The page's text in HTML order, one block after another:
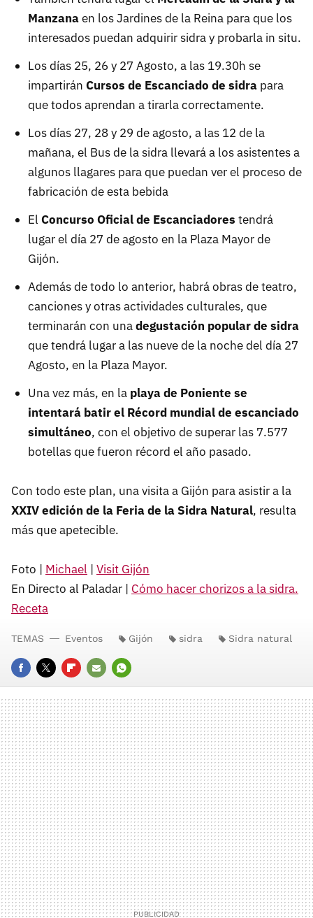
Manzanaen los Jardines de la Reina para que los
interesados puedan adquirir sidra y probarla in situ.
Los días 25, 26 y 27 Agosto, a las 19.30h se
impartirán Cursos de Escanciado de sidra para
que todos aprendan a tirarla correctamente.
Los días 27, 28 y 29 de agosto, a las 12 de la
mañana, el Bus de la sidra llevará a los asistentes a
algunos llagares para que puedan ver el proceso de
fabricación de esta bebida
El Concurso Oficial de Escanciadores tendrá
lugar el día 27 de agosto en la Plaza Mayor de
Gijón.
Además de todo lo anterior, habrá obras de teatro,
canciones y otras actividades culturales, que
terminarán con unadegustación popular de sidra
que tendrá lugar a las nueve de la noche del día 27
Agosto, en la Plaza Mayor.
Una vez más, en la playa de Poniente se
intentará batir el Récord mundial de escanciado
simultáneo, con el objetivo de superar las 7.577
botellas que fueron récord el año pasado.
Con todo este plan, una visita a Gijón para asistir a la
XXIV edición de la Feria de la Sidra Natural, resulta
más que apetecible.
Foto | Michael | Visit Gijón
En Directo al Paladar | Cómo hacer chorizos a la sidra.
Receta
FACEBOOK
TWITTERFLIPBOARD
E-
MAIL
WHATSAPP
TEMAS Eventos Gijón sidra Sidra natural